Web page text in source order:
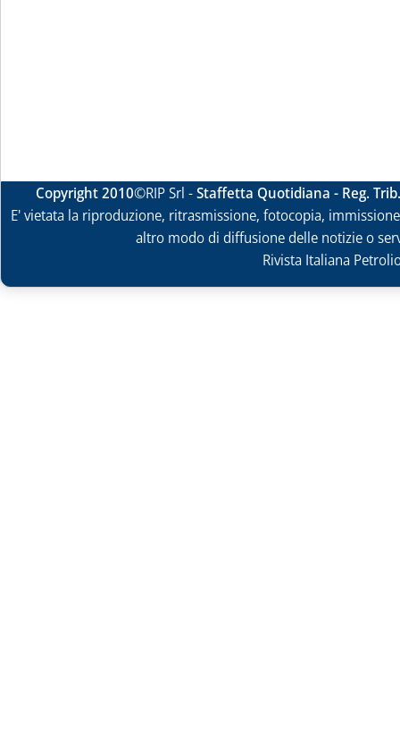
Copyright 2010©RIP Srl -Staffetta Quotidiana - Reg.
E' vietata la riproduzione, ritrasmissione, fotocopia,
altro modo di diffusione delle notizie o
Rivista Italiana